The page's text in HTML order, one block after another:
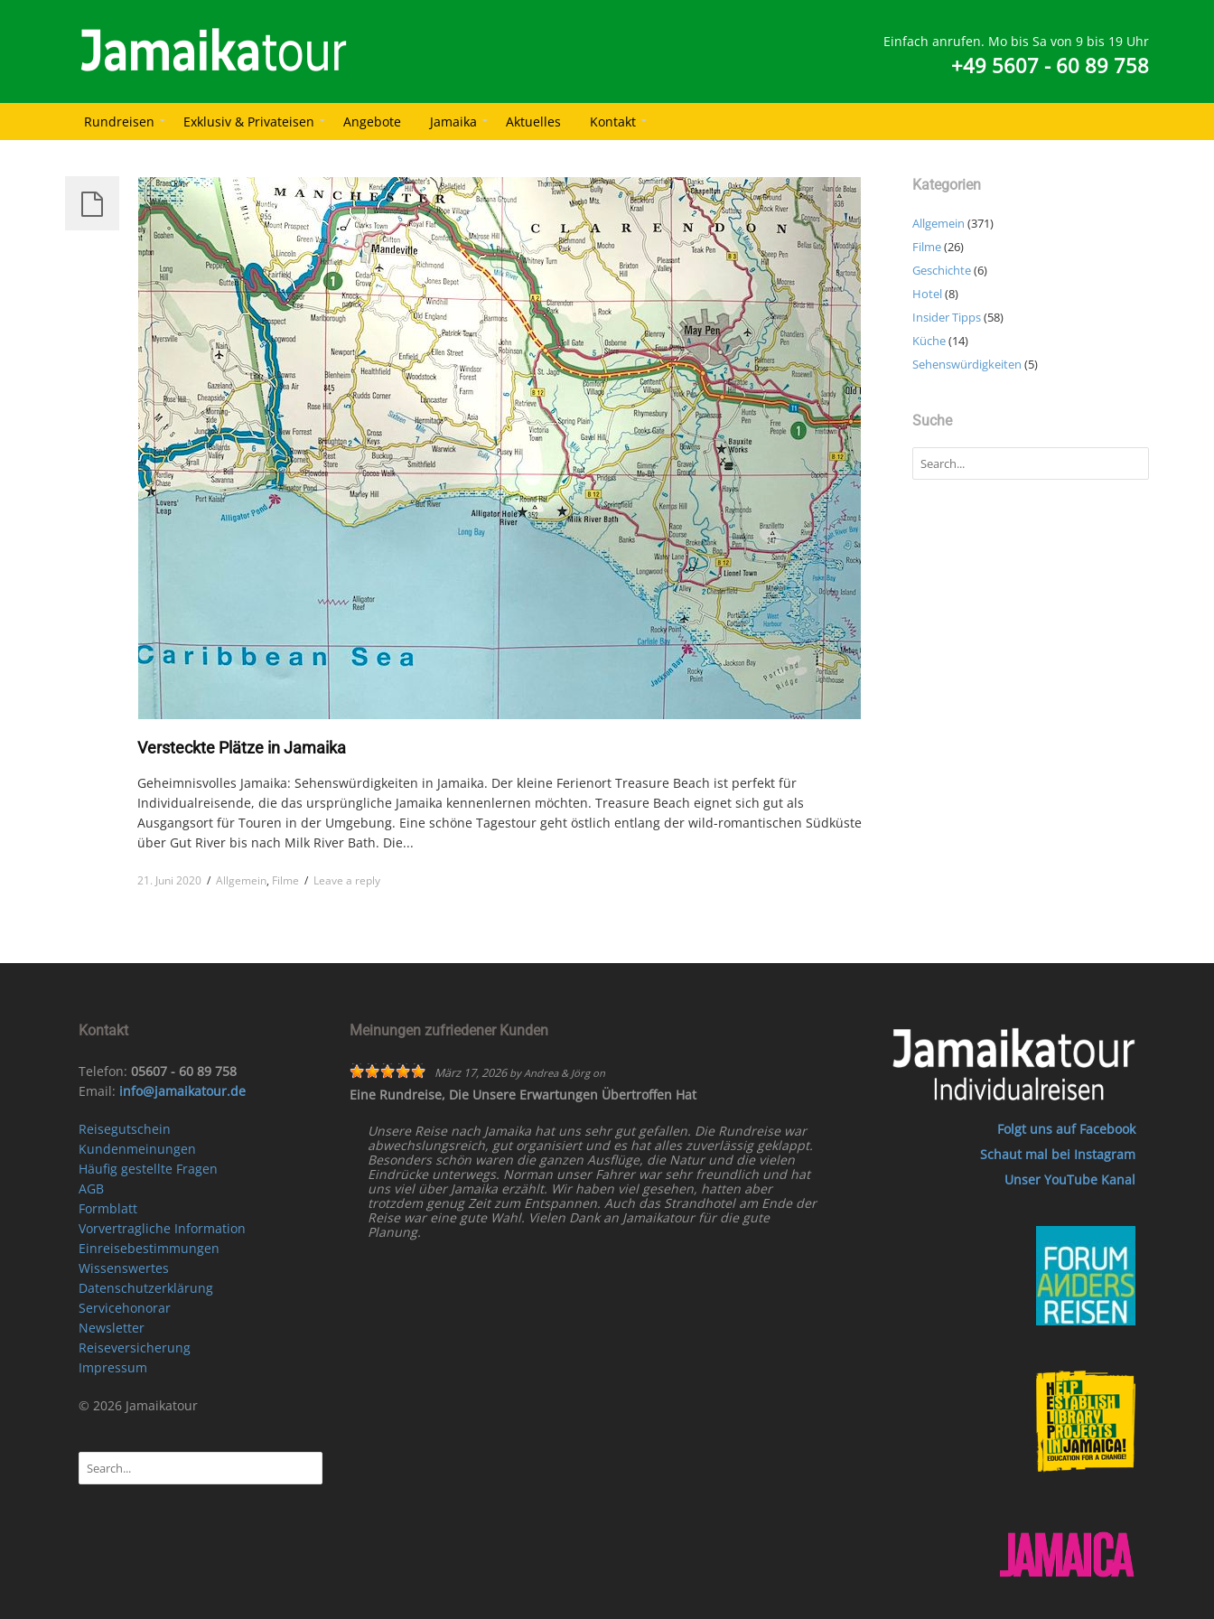
Einfach anrufen. Mo bis Sa von 9 bis 19 Uhr
+49 5607 - 60 89 758
Rundreisen Exklusiv & Privateisen Angebote Jamaika Aktuelles Kontakt
Versteckte Plätze in Jamaika
Geheimnisvolles Jamaika: Sehenswürdigkeiten in Jamaika. Der kleine Ferienort Treasure Beach ist perfekt für
Individualreisende, die das ursprüngliche Jamaika kennenlernen möchten. Treasure Beach eignet sich gut als
Ausgangsort für Touren in der Umgebung. Eine schöne Tagestour geht östlich entlang der wild-romantischen Südküste
über Gut River bis nach Milk River Bath. Die...
21. Juni 2020 / Allgemein, Filme / Leave a reply
Kategorien
Allgemein (371)
Filme(26)
Geschichte(6)
Hotel(8)
Insider Tipps(58)
Küche(14)
Sehenswürdigkeiten (5)
Suche
Kontakt
Telefon: 05607 - 60 89 758
Email: info@jamaikatour.de
Reisegutschein
Kundenmeinungen
Häufig gestellte Fragen
AGB
Formblatt
Vorvertragliche Information
Einreisebestimmungen
Wissenswertes
Datenschutzerklärung
Servicehonorar
Newsletter
Reiseversicherung
Impressum
© 2026 Jamaikatour
Meinungen zufriedener Kunden
März 17, 2026byAndrea & Jörgon
Eine Rundreise, Die Unsere Erwartungen Übertroffen Hat
Unsere Reise nach Jamaika hat uns sehr gut gefallen. Die Rundreise war
abwechslungsreich, gut organisiert und es hat alles zuverlässig geklappt.
Besonders schön waren die ganzen Ausflüge, die Natur und die vielen
Eindrücke unterwegs. Norman unser Fahrer war sehr freundlich und hat
uns viel über Jamaika erzählt. Wir haben viel gesehen, hatten aber
trotzdem genug Zeit zum Entspannen. Auch das Strandhotel am Ende der
Reise war eine gute Wahl. Vielen Dank an Jamaikatour für die gute
Planung.
Folgt uns auf Facebook
Schaut mal bei Instagram
Unser YouTube Kanal